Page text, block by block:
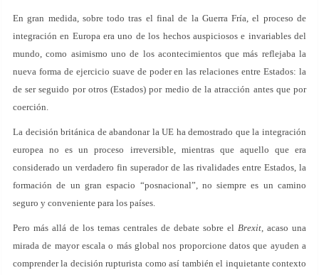
En gran medida, sobre todo tras el final de la Guerra Fría, el proceso de
integración en Europa era uno de los hechos auspiciosos e invariables del
mundo, como asimismo uno de los acontecimientos que más reflejaba la
nueva forma de ejercicio suave de poder en las relaciones entre Estados: la
de ser seguido por otros (Estados) por medio de la atracción antes que por
coerción.
La decisión británica de abandonar la UE ha demostrado que la integración
europea no es un proceso irreversible, mientras que aquello que era
considerado un verdadero fin superador de las rivalidades entre Estados, la
formación de un gran espacio “posnacional”, no siempre es un camino
seguro y conveniente para los países.
Pero más allá de los temas centrales de debate sobre el Brexit, acaso una
mirada de mayor escala o más global nos proporcione datos que ayuden a
comprender la decisión rupturista como así también el inquietante contexto